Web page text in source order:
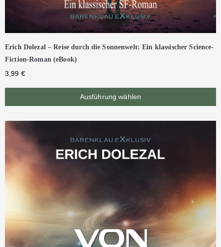
Erich Dolezal – Reise durch die Sonnenwelt: Ein klassischer Science-
Fiction-Roman (eBook)
3,99 €
Ausführung wählen